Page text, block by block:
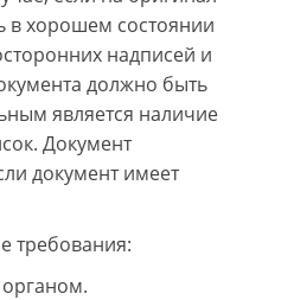
в хорошем состоянии
надписей и
должно быть
является наличие
Документ
документ имеет
требования: